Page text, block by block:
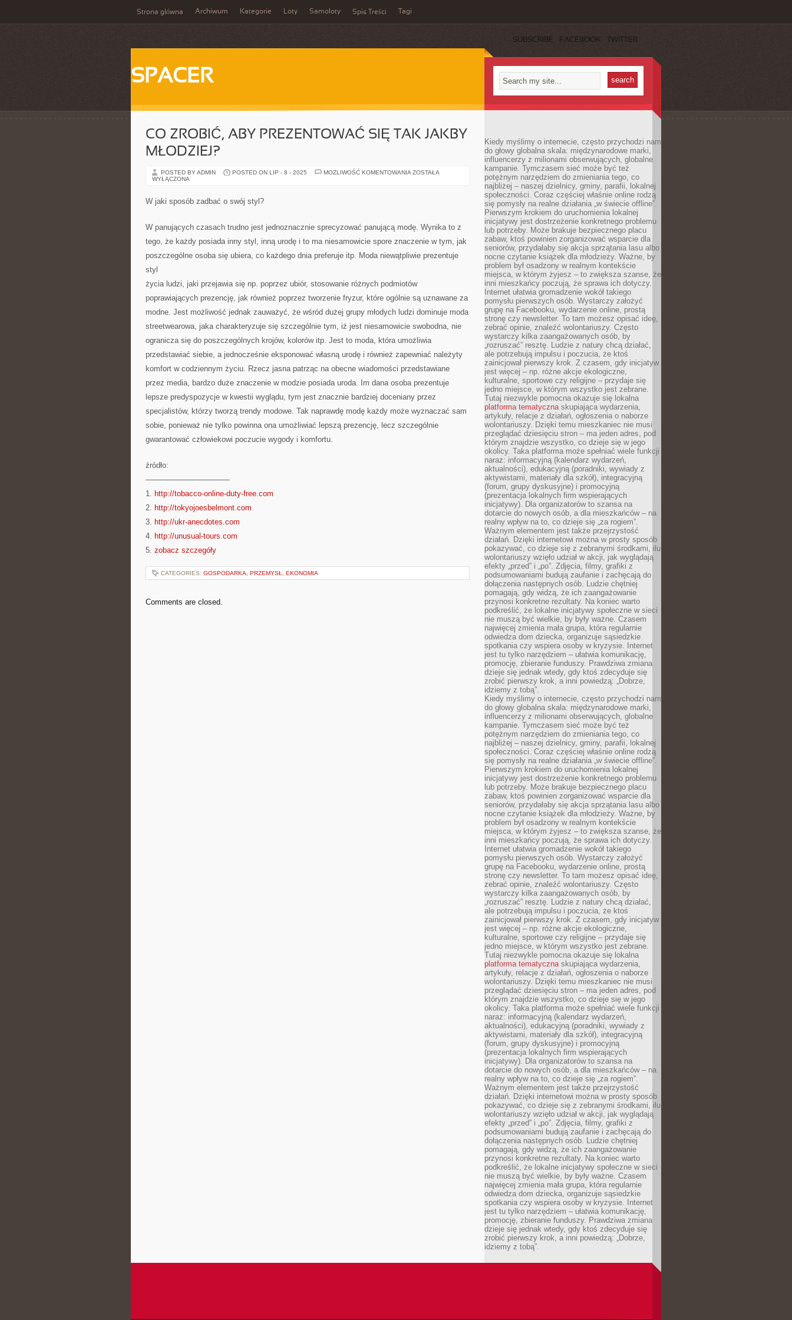
Strona główna Archiwum Kategorie Loty Samoloty Spis Treści Tagi
SUBSCRIBE FACEBOOK TWITTER
SPACER
CO ZROBIĆ, ABY PREZENTOWAĆ SIĘ TAK JAKBY
MŁODZIEJ?
POSTED BY ADMIN POSTED ON LIP - 8 - 2025 MOŻLIWOŚĆ KOMENTOWANIA CO
ZOSTAŁA
WYŁĄCZONA
W jaki sposób zadbać o swój styl?
W panujących czasach trudno jest jednoznacznie sprecyzować panującą modę. Wynika to z
tego, że każdy posiada inny styl, inną urodę i to ma niesamowicie spore znaczenie w tym, jak
poszczególne osoba się ubiera, co każdego dnia preferuje itp. Moda niewątpliwie prezentuje
styl
życia ludzi, jaki przejawia się np. poprzez ubiór, stosowanie różnych podmiotów
poprawiających prezencję, jak również poprzez tworzenie fryzur, które ogólnie są uznawane za
modne. Jest możliwość jednak zauważyć, że wśród dużej grupy młodych ludzi dominuje moda
streetwearowa, jaka charakteryzuje się szczególnie tym, iż jest niesamowicie swobodna, nie
ogranicza się do poszczególnych krojów, kolorów itp. Jest to moda, która umożliwia
przedstawiać siebie, a jednocześnie eksponować własną urodę i również zapewniać należyty
komfort w codziennym życiu. Rzecz jasna patrząc na obecne wiadomości przedstawiane
przez media, bardzo duże znaczenie w modzie posiada uroda. Im dana osoba prezentuje
lepsze predyspozycje w kwestii wyglądu, tym jest znacznie bardziej doceniany przez
specjalistów, którzy tworzą trendy modowe. Tak naprawdę modę każdy może wyznaczać sam
sobie, ponieważ nie tylko powinna ona umożliwiać lepszą prezencję, lecz szczególnie
gwarantować człowiekowi poczucie wygody i komfortu.
źródło:
———————————
1. http://tobacco-online-duty-free.com
2. http://tokyojoesbelmont.com
3. http://ukr-anecdotes.com
4. http://unusual-tours.com
5. zobacz szczegóły
CATEGORIES: GOSPODARKA, PRZEMYSŁ, EKONOMIA
Comments are closed.
Kiedy myślimy o internecie, często przychodzi nam
do głowy globalna skala: międzynarodowe marki,
influencerzy z milionami obserwujących, globalne
kampanie. Tymczasem sieć może być też
potężnym narzędziem do zmieniania tego, co
najbliżej – naszej dzielnicy, gminy, parafii, lokalnej
społeczności. Coraz częściej właśnie online rodzą
się pomysły na realne działania „w świecie offline”.
Pierwszym krokiem do uruchomienia lokalnej
inicjatywy jest dostrzeżenie konkretnego problemu
lub potrzeby. Może brakuje bezpiecznego placu
zabaw, ktoś powinien zorganizować wsparcie dla
seniorów, przydałaby się akcja sprzątania lasu albo
nocne czytanie książek dla młodzieży. Ważne, by
problem był osadzony w realnym kontekście
miejsca, w którym żyjesz – to zwiększa szanse, że
inni mieszkańcy poczują, że sprawa ich dotyczy.
Internet ułatwia gromadzenie wokół takiego
pomysłu pierwszych osób. Wystarczy założyć
grupę na Facebooku, wydarzenie online, prostą
stronę czy newsletter. To tam możesz opisać ideę,
zebrać opinie, znaleźć wolontariuszy. Często
wystarczy kilka zaangażowanych osób, by
„rozruszać” resztę. Ludzie z natury chcą działać,
ale potrzebują impulsu i poczucia, że ktoś
zainicjował pierwszy krok. Z czasem, gdy inicjatyw
jest więcej – np. różne akcje ekologiczne,
kulturalne, sportowe czy religijne – przydaje się
jedno miejsce, w którym wszystko jest zebrane.
Tutaj niezwykle pomocna okazuje się lokalna
platforma tematycznaskupiająca wydarzenia,
artykuły, relacje z działań, ogłoszenia o naborze
wolontariuszy. Dzięki temu mieszkaniec nie musi
przeglądać dziesięciu stron – ma jeden adres, pod
którym znajdzie wszystko, co dzieje się w jego
okolicy. Taka platforma może spełniać wiele funkcji
naraz: informacyjną (kalendarz wydarzeń,
aktualności), edukacyjną (poradniki, wywiady z
aktywistami, materiały dla szkół), integracyjną
(forum, grupy dyskusyjne) i promocyjną
(prezentacja lokalnych firm wspierających
inicjatywy). Dla organizatorów to szansa na
dotarcie do nowych osób, a dla mieszkańców – na
realny wpływ na to, co dzieje się „za rogiem”.
Ważnym elementem jest także przejrzystość
działań. Dzięki internetowi można w prosty sposób
pokazywać, co dzieje się z zebranymi środkami, ilu
wolontariuszy wzięło udział w akcji, jak wyglądają
efekty „przed” i „po”. Zdjęcia, filmy, grafiki z
podsumowaniami budują zaufanie i zachęcają do
dołączenia następnych osób. Ludzie chętniej
pomagają, gdy widzą, że ich zaangażowanie
przynosi konkretne rezultaty. Na koniec warto
podkreślić, że lokalne inicjatywy społeczne w sieci
nie muszą być wielkie, by były ważne. Czasem
najwięcej zmienia mała grupa, która regularnie
odwiedza dom dziecka, organizuje sąsiedzkie
spotkania czy wspiera osoby w kryzysie. Internet
jest tu tylko narzędziem – ułatwia komunikację,
promocję, zbieranie funduszy. Prawdziwa zmiana
dzieje się jednak wtedy, gdy ktoś zdecyduje się
zrobić pierwszy krok, a inni powiedzą: „Dobrze,
idziemy z tobą”.
Kiedy myślimy o internecie, często przychodzi nam
do głowy globalna skala: międzynarodowe marki,
influencerzy z milionami obserwujących, globalne
kampanie. Tymczasem sieć może być też
potężnym narzędziem do zmieniania tego, co
najbliżej – naszej dzielnicy, gminy, parafii, lokalnej
społeczności. Coraz częściej właśnie online rodzą
się pomysły na realne działania „w świecie offline”.
Pierwszym krokiem do uruchomienia lokalnej
inicjatywy jest dostrzeżenie konkretnego problemu
lub potrzeby. Może brakuje bezpiecznego placu
zabaw, ktoś powinien zorganizować wsparcie dla
seniorów, przydałaby się akcja sprzątania lasu albo
nocne czytanie książek dla młodzieży. Ważne, by
problem był osadzony w realnym kontekście
miejsca, w którym żyjesz – to zwiększa szanse, że
inni mieszkańcy poczują, że sprawa ich dotyczy.
Internet ułatwia gromadzenie wokół takiego
pomysłu pierwszych osób. Wystarczy założyć
grupę na Facebooku, wydarzenie online, prostą
stronę czy newsletter. To tam możesz opisać ideę,
zebrać opinie, znaleźć wolontariuszy. Często
wystarczy kilka zaangażowanych osób, by
„rozruszać” resztę. Ludzie z natury chcą działać,
ale potrzebują impulsu i poczucia, że ktoś
zainicjował pierwszy krok. Z czasem, gdy inicjatyw
jest więcej – np. różne akcje ekologiczne,
kulturalne, sportowe czy religijne – przydaje się
jedno miejsce, w którym wszystko jest zebrane.
Tutaj niezwykle pomocna okazuje się lokalna
platforma tematycznaskupiająca wydarzenia,
artykuły, relacje z działań, ogłoszenia o naborze
wolontariuszy. Dzięki temu mieszkaniec nie musi
przeglądać dziesięciu stron – ma jeden adres, pod
którym znajdzie wszystko, co dzieje się w jego
okolicy. Taka platforma może spełniać wiele funkcji
naraz: informacyjną (kalendarz wydarzeń,
aktualności), edukacyjną (poradniki, wywiady z
aktywistami, materiały dla szkół), integracyjną
(forum, grupy dyskusyjne) i promocyjną
(prezentacja lokalnych firm wspierających
inicjatywy). Dla organizatorów to szansa na
dotarcie do nowych osób, a dla mieszkańców – na
realny wpływ na to, co dzieje się „za rogiem”.
Ważnym elementem jest także przejrzystość
działań. Dzięki internetowi można w prosty sposób
pokazywać, co dzieje się z zebranymi środkami, ilu
wolontariuszy wzięło udział w akcji, jak wyglądają
efekty „przed” i „po”. Zdjęcia, filmy, grafiki z
podsumowaniami budują zaufanie i zachęcają do
dołączenia następnych osób. Ludzie chętniej
pomagają, gdy widzą, że ich zaangażowanie
przynosi konkretne rezultaty. Na koniec warto
podkreślić, że lokalne inicjatywy społeczne w sieci
nie muszą być wielkie, by były ważne. Czasem
najwięcej zmienia mała grupa, która regularnie
odwiedza dom dziecka, organizuje sąsiedzkie
spotkania czy wspiera osoby w kryzysie. Internet
jest tu tylko narzędziem – ułatwia komunikację,
promocję, zbieranie funduszy. Prawdziwa zmiana
dzieje się jednak wtedy, gdy ktoś zdecyduje się
zrobić pierwszy krok, a inni powiedzą: „Dobrze,
idziemy z tobą”.